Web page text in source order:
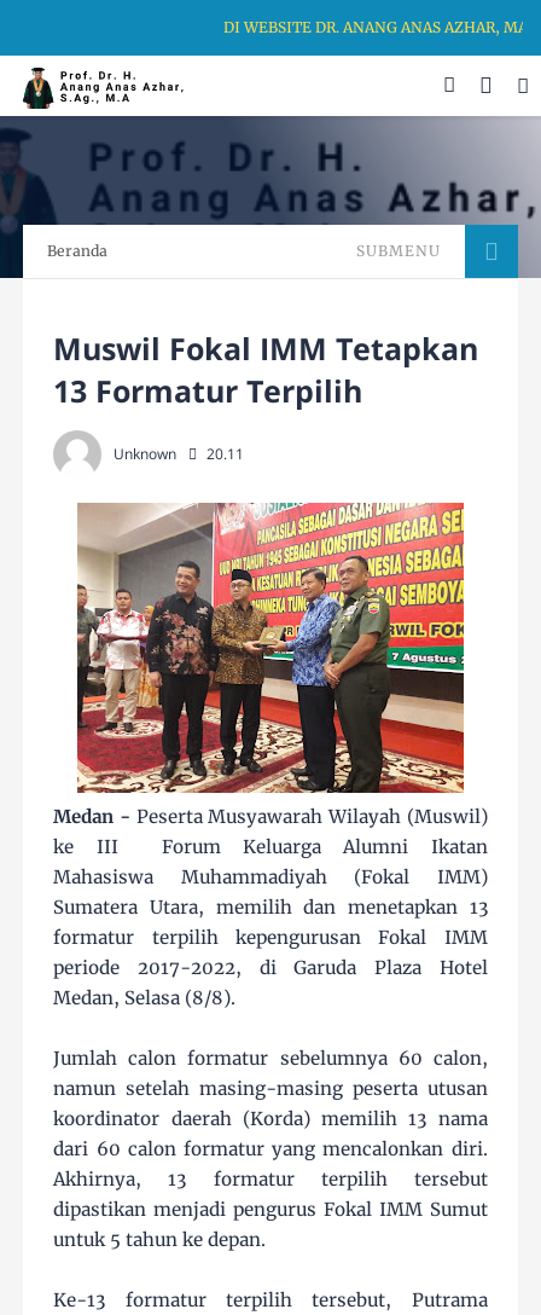
DI WEBSITE DR. ANANG ANAS AZHAR, MA,
Beranda SUBMENU
Muswil Fokal IMM Tetapkan
13 Formatur Terpilih
Unknown 20.11
Medan - Peserta Musyawarah Wilayah (Muswil)
ke III Forum Keluarga Alumni Ikatan
Mahasiswa Muhammadiyah (Fokal IMM)
Sumatera Utara, memilih dan menetapkan 13
formatur terpilih kepengurusan Fokal IMM
periode 2017-2022, di Garuda Plaza Hotel
Medan, Selasa (8/8).
Jumlah calon formatur sebelumnya 60 calon,
namun setelah masing-masing peserta utusan
koordinator daerah (Korda) memilih 13 nama
dari 60 calon formatur yang mencalonkan diri.
Akhirnya, 13 formatur terpilih tersebut
dipastikan menjadi pengurus Fokal IMM Sumut
untuk 5 tahun ke depan.
Ke-13 formatur terpilih tersebut, Putrama